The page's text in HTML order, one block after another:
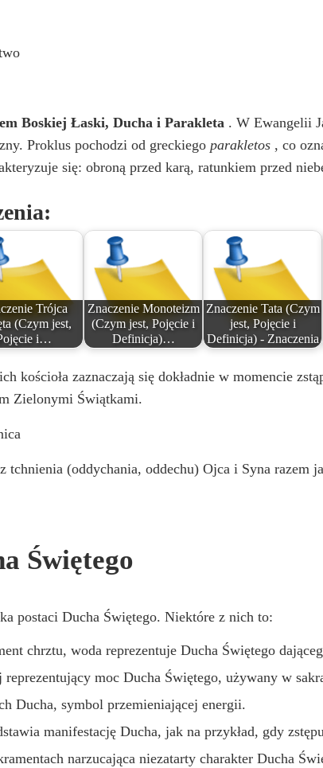
Boskiej Łaski, Ducha i Parakleta . W Ewangelii
Proklus pochodzi od greckiego parakletos , co
się: obroną przed karą, ratunkiem przed
Trójca
(Czym jest,
i…
Znaczenie Monoteizm
(Czym jest, Pojęcie i
Definicja)…
Znaczenie Tata (Czym
jest, Pojęcie i
Definicja) - Znaczenia
kościoła zaznaczają się dokładnie w momencie
Zielonymi Świątkami.
(oddychania, oddechu) Ojca i Syna razem
Świętego
postaci Ducha Świętego. Niektóre z nich to:
chrztu, woda reprezentuje Ducha Świętego
moc Ducha Świętego, używany w
Ducha, symbol przemieniającej energii.
manifestację Ducha, jak na przykład, gdy
narzucająca niezatarty charakter Ducha